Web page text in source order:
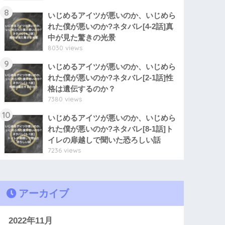
8
いじめるアイツが悪いのか、いじめら
れた僕が悪いのか?ネタバレ[4-2話]真
中が見た驚きの光景
8030 views
9
いじめるアイツが悪いのか、いじめら
れた僕が悪いのか?ネタバレ[2-1話]性
格は遺伝するのか？
7380 views
10
いじめるアイツが悪いのか、いじめら
れた僕が悪いのか?ネタバレ[8-1話]ト
イレの扉越しで聞いた恐ろしい話
7236 views
アーカイブ
2022年11月